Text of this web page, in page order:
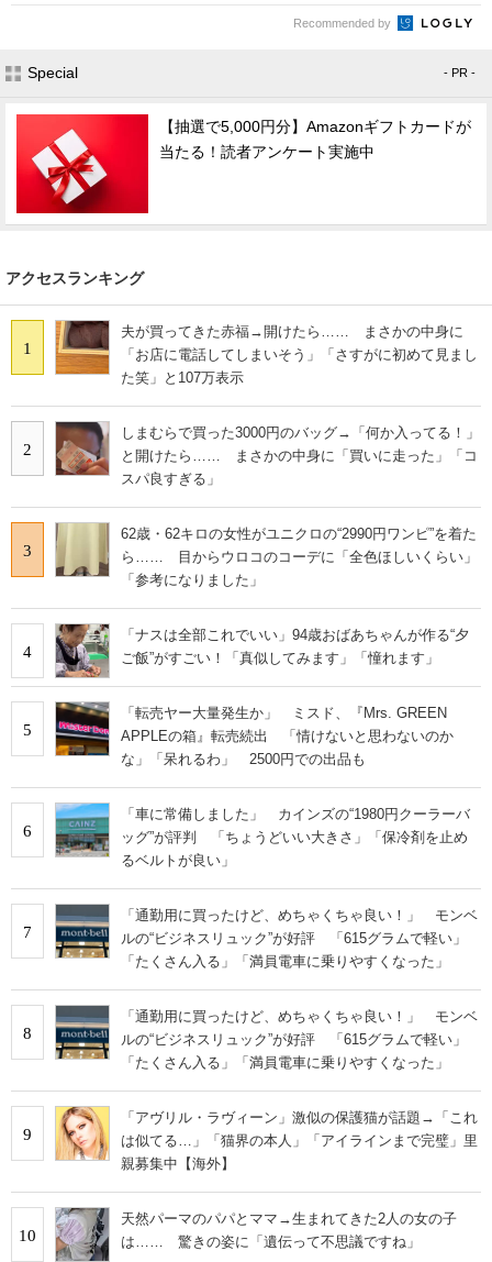
Recommended by
Special - PR -
【抽選で5,000円分】Amazonギフトカードが
当たる！読者アンケート実施中
アクセスランキング
1
夫が買ってきた赤福→開けたら…… まさかの中身に
「お店に電話してしまいそう」「さすがに初めて見まし
た笑」と107万表示
2
しまむらで買った3000円のバッグ→「何か入ってる！」
と開けたら…… まさかの中身に「買いに走った」「コ
スパ良すぎる」
3
62歳・62キロの女性がユニクロの“2990円ワンピ”を着た
ら…… 目からウロコのコーデに「全色ほしいくらい」
「参考になりました」
4
「ナスは全部これでいい」94歳おばあちゃんが作る“夕
ご飯”がすごい！「真似してみます」「憧れます」
5
「転売ヤー大量発生か」 ミスド、『Mrs. GREEN
APPLEの箱』転売続出 「情けないと思わないのか
な」「呆れるわ」 2500円での出品も
6
「車に常備しました」 カインズの“1980円クーラーバ
ッグ”が評判 「ちょうどいい大きさ」「保冷剤を止め
るベルトが良い」
7
「通勤用に買ったけど、めちゃくちゃ良い！」 モンベ
ルの“ビジネスリュック”が好評 「615グラムで軽い」
「たくさん入る」「満員電車に乗りやすくなった」
8
「通勤用に買ったけど、めちゃくちゃ良い！」 モンベ
ルの“ビジネスリュック”が好評 「615グラムで軽い」
「たくさん入る」「満員電車に乗りやすくなった」
9
「アヴリル・ラヴィーン」激似の保護猫が話題→「これ
は似てる…」「猫界の本人」「アイラインまで完璧」里
親募集中【海外】
10
天然パーマのパパとママ→生まれてきた2人の女の子
は…… 驚きの姿に「遺伝って不思議ですね」